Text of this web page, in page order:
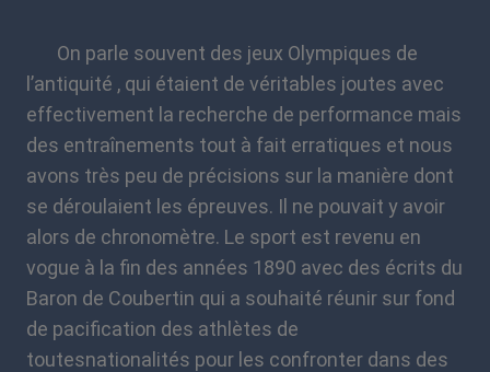
On parle souvent des jeux Olympiques de
l’antiquité , qui étaient de véritables joutes avec
effectivement la recherche de performance mais
des entraînements tout à fait erratiques et nous
avons très peu de précisions sur la manière dont
se déroulaient les épreuves. Il ne pouvait y avoir
alors de chronomètre. Le sport est revenu en
vogue à la fin des années 1890 avec des écrits du
Baron de Coubertin qui a souhaité réunir sur fond
de pacification des athlètes de
toutesnationalités pour les confronter dans des